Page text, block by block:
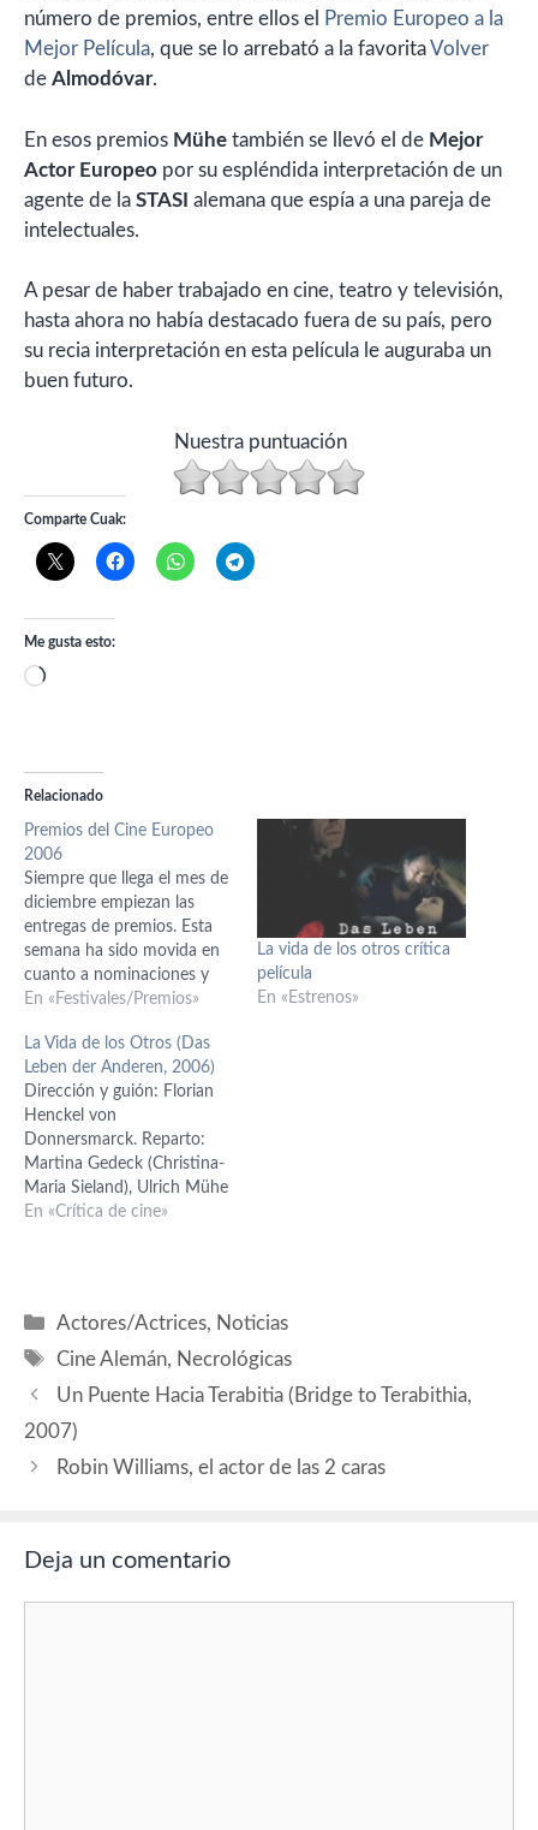
número de premios, entre ellos el
Premio Europeo a la
Mejor Película, que se lo arrebató a la favoritaVolver
de Almodóvar.
En esos premios Mühe también se llevó el de Mejor
Actor Europeo por su espléndida interpretación de un
agente de la STASI alemana que espía a una pareja de
intelectuales.
A pesar de haber trabajado en cine, teatro y televisión,
hasta ahora no había destacado fuera de su país, pero
su recia interpretación en esta película le auguraba un
buen futuro.
Nuestra puntuación
Comparte Cuak:
Me gusta esto:
Cargando...
Relacionado
Premios del Cine Europeo
2006
Siempre que llega el mes de
diciembre empiezan las
entregas de premios. Esta
semana ha sido movida en
cuanto a nominaciones y
demás, pero unos premios a
bombo y que deberían
tener más importancia son
los Premios del Cine
Europeo. Y tras señalar…
En «Festivales/Premios»
La vida de los otros crítica
película
En «Estrenos»
La Vida de los Otros (Das
Leben der Anderen, 2006)
Dirección y guión: Florian
Henckel von
Donnersmarck. Reparto:
Martina Gedeck (Christina-
Maria Sieland), Ulrich Mühe
(capitán Gerd Wiesler),
(ministro Bruno Hempf),
Hans-Uwe Bauer (Paul
(Albert Jerska), Matthias
Brenner (Karl Wallner),
Hessenstein). Producción:
En «Crítica de cine»
Categorías
Actores/Actrices, Noticias
Etiquetas
Cine Alemán, Necrológicas
Un Puente Hacia Terabitia (Bridge to Terabithia,
2007)
Robin Williams, el actor de las 2 caras
Deja un comentario